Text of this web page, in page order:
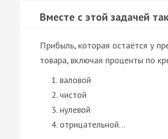
Вместе с этой задачей
Прибыль, которая остаётся у
товара, включая проценты по
валовой
чистой
нулевой
отрицательной…